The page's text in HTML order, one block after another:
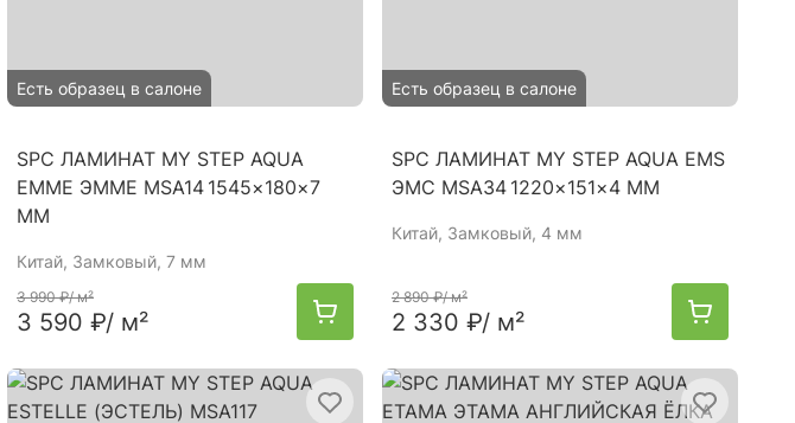
Есть образец в салоне
SPC ЛАМИНАТ MY STEP AQUA
EMME ЭММЕ MSA14 1545×180×7
ММ
Китай, Замковый, 7 мм
3 990 ₽/ м²
3 590 ₽/ м²
Есть образец в салоне
SPC ЛАМИНАТ MY STEP AQUA EMS
ЭМС MSA34 1220×151×4 ММ
Китай, Замковый, 4 мм
2 890 ₽/ м²
2 330 ₽/ м²